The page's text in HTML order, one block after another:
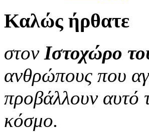
Καλώς ήρθατε
στον Ιστοχώρο
ανθρώπους που
προβάλλουν αυτό
κόσμο.